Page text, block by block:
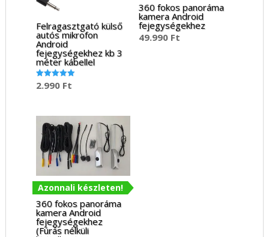
Felragasztgató külső
autós mikrofon
Android
fejegységekhez kb 3
méter kábellel
Értékelés:
5.00
2.990 Ft
360 fokos panoráma
kamera Android
fejegységekhez
49.990 Ft
Azonnali készleten!
360 fokos panoráma
kamera Android
fejegységekhez
(Fúrás nélküli